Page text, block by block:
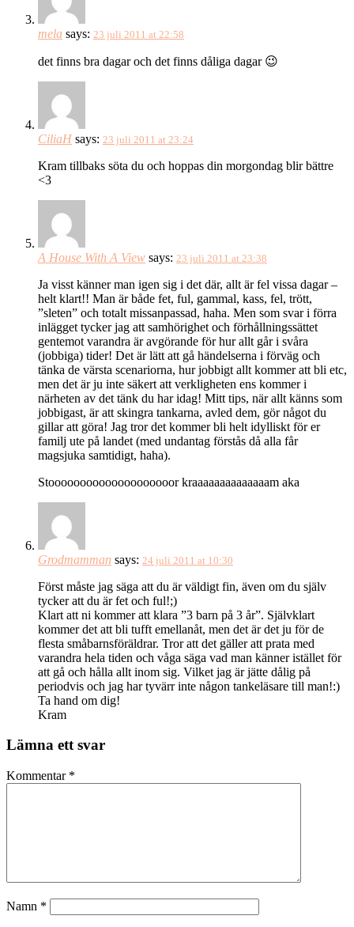
mela says: 23 juli 2011 at 22:58
det finns bra dagar och det finns dåliga dagar 😉
CiliaH says: 23 juli 2011 at 23:24
Kram tillbaks söta du och hoppas din morgondag blir bättre
<3
A House With A View says: 23 juli 2011 at 23:38
Ja visst känner man igen sig i det där, allt är fel vissa dagar –
helt klart!! Man är både fet, ful, gammal, kass, fel, trött,
”sleten” och totalt missanpassad, haha. Men som svar i förra
inlägget tycker jag att samhörighet och förhållningssättet
gentemot varandra är avgörande för hur allt går i svåra
(jobbiga) tider! Det är lätt att gå händelserna i förväg och
tänka de värsta scenariorna, hur jobbigt allt kommer att bli etc,
men det är ju inte säkert att verkligheten ens kommer i
närheten av det tänk du har idag! Mitt tips, när allt känns som
jobbigast, är att skingra tankarna, avled dem, gör något du
gillar att göra! Jag tror det kommer bli helt idylliskt för er
familj ute på landet (med undantag förstås då alla får
magsjuka samtidigt, haha).
Stoooooooooooooooooooor kraaaaaaaaaaaaaam aka
Grodmamman says: 24 juli 2011 at 10:30
Först måste jag säga att du är väldigt fin, även om du själv
tycker att du är fet och ful!;)
Klart att ni kommer att klara ”3 barn på 3 år”. Självklart
kommer det att bli tufft emellanåt, men det är det ju för de
flesta småbarnsföräldrar. Tror att det gäller att prata med
varandra hela tiden och våga säga vad man känner istället för
att gå och hålla allt inom sig. Vilket jag är jätte dålig på
periodvis och jag har tyvärr inte någon tankeläsare till man!:)
Ta hand om dig!
Kram
Lämna ett svar
Kommentar *
Namn *